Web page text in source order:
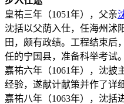
皇祐三年（1051年），父亲
沈括以父荫入仕，任海州沭
田，颇有政绩。工程结束后
任的宁国县，准备科举考试。
嘉祐六年（1061年），沈披
经验，遂献计献策并作了详
嘉祐八年（1063年），沈括